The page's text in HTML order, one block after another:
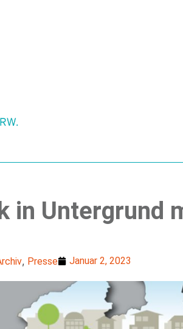
in Untergrund
, Presse Januar 2, 2023